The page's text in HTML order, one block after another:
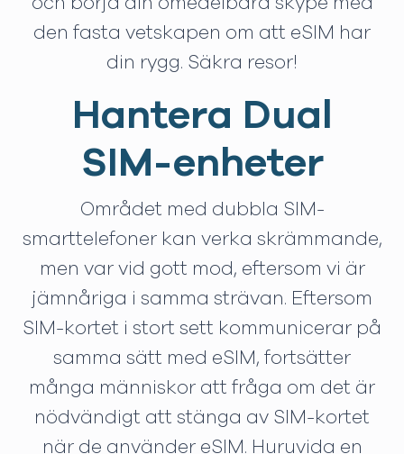
den fasta vetskapen om att eSIM har
din rygg. Säkra resor!
Hantera Dual
SIM-enheter
Området med dubbla SIM-
smarttelefoner kan verka skrämmande,
men var vid gott mod, eftersom vi är
jämnåriga i samma strävan. Eftersom
SIM-kortet i stort sett kommunicerar på
samma sätt med eSIM, fortsätter
många människor att fråga om det är
nödvändigt att stänga av SIM-kortet
när de använder eSIM. Huruvida en